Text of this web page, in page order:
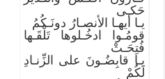
حَكـى
يـا أيهـا الأنصـارُ دونَـكُمُ
قومُـوا ادخُـلوها تَلْقَـها
فُتِحَـتْ
يـا قابِضُـونَ على الزِّنـادِ
لَكُمْ